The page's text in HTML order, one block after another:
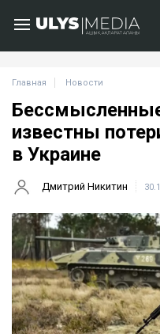
Главная Новости
известны
в Украине
Дмитрий Никитин